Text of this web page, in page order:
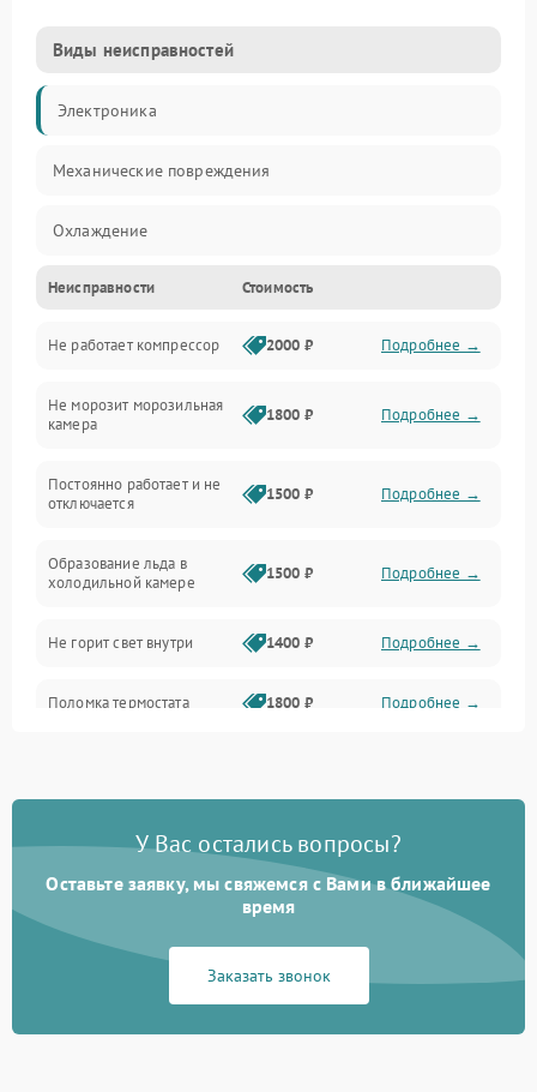
Виды неисправностей
Электроника
Механические повреждения
Охлаждение
Механика
Электропитание
Дренаж
Неисправности Стоимость
Не работает компрессор 2000 ₽ Подробнее →
Не морозит морозильная
камера
1800 ₽ Подробнее →
Постоянно работает и не
отключается
1500 ₽ Подробнее →
Образование льда в
холодильной камере
1500 ₽ Подробнее →
Не горит свет внутри 1400 ₽ Подробнее →
Поломка термостата 1800 ₽ Подробнее →
Образование конденсата
1800 ₽ Подробнее →
Сбой в работе инвертора
работе
2000 ₽ Подробнее →
У Вас остались вопросы?
Оставьте заявку, мы свяжемся с Вами в ближайшее
время
Заказать звонок